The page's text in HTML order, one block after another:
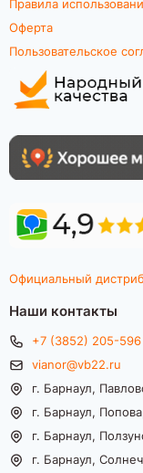
Правила
Оферта
Пользовательское
Официальный
Наши контакты
+7 (3852) 205-596
vianor@vb22.ru
г. Барнаул,
г. Барнаул,
г. Барнаул,
г. Барнаул,